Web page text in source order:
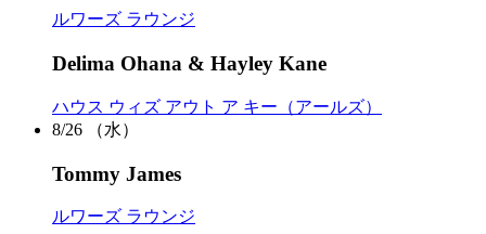
ルワーズ ラウンジ
Delima Ohana & Hayley Kane
ハウス ウィズ アウト ア キー（アールズ）
8/26
（水）
Tommy James
ルワーズ ラウンジ